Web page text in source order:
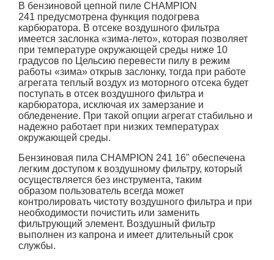
В бензиновой цепной пиле CHAMPION
241 предусмотрена функция подогрева
карбюратора. В отсеке воздушного фильтра
имеется заслонка «зима-лето», которая позволяет
при температуре окружающей среды ниже 10
градусов по Цельсию перевести пилу в режим
работы «зима» открыв заслонку, тогда при работе
агрегата теплый воздух из моторного отсека будет
поступать в отсек воздушного фильтра и
карбюратора, исключая их замерзание и
обледенение. При такой опции агрегат стабильно и
надежно работает при низких температурах
окружающей среды.
Бензиновая пила CHAMPION 241 16" обеспечена
легким доступом к воздушному фильтру, который
осуществляется без инструмента, таким
образом пользователь всегда может
контролировать чистоту воздушного фильтра и при
необходимости почистить или заменить
фильтрующий элемент. Воздушный фильтр
выполнен из капрона и имеет длительный срок
службы.